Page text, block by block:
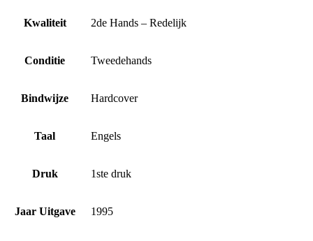
Kwaliteit 2de Hands – Redelijk
Conditie Tweedehands
Bindwijze Hardcover
Taal Engels
Druk 1ste druk
Jaar Uitgave 1995